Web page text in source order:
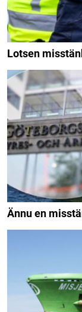
Lotsen
Ännu en